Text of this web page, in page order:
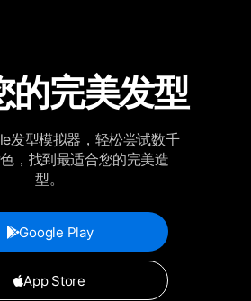
的完美发型
发型模拟器，轻松尝试数千
，找到最适合您的完美造
型。
Google Play
App Store